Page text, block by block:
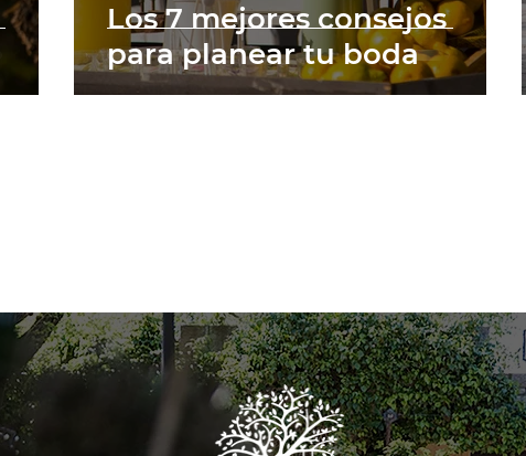
Los 7 mejores consejos
para planear tu boda